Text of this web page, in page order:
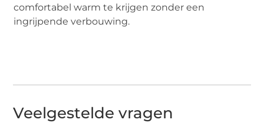
comfortabel warm te krijgen zonder een
ingrijpende verbouwing.
Veelgestelde vragen